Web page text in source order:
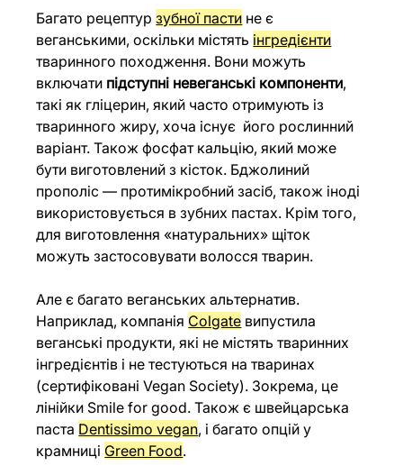
Багато рецептур зубної пасти не є
веганськими, оскільки містять інгредієнти
тваринного походження. Вони можуть
включати підступні невеганські компоненти,
такі як гліцерин, який часто отримують із
тваринного жиру, хоча існує  його рослинний
варіант. Також фосфат кальцію, який може
бути виготовлений з кісток. Бджолиний
прополіс — протимікробний засіб, також іноді
використовується в зубних пастах. Крім того,
для виготовлення «натуральних» щіток
можуть застосовувати волосся тварин.
Але є багато веганських альтернатив.
Наприклад, компанія Colgate випустила
веганські продукти, які не містять тваринних
інгредієнтів і не тестуються на тваринах
(сертифіковані Vegan Society). Зокрема, це
лінійки Smile for good. Також є швейцарська
паста Dentissimo vegan, і багато опцій у
крамниці Green Food.